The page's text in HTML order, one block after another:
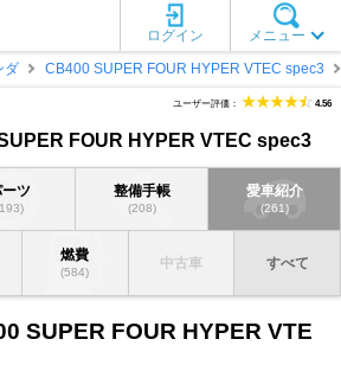
メニュー
ログイン
ダ CB400 SUPER FOUR HYPER VTEC spec3
FOUR HYPER VTEC spec3
ユーザー評価： 4.56
ツ 整備手帳
(208)
愛車紹介
(261)
燃費
(584)
中古車 すべて
SUPER FOUR HYPER VTE